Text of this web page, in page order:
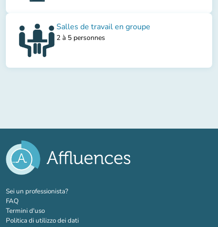
Salles de travail en groupe
2 à 5 personnes
Sei un professionista?(nuova scheda)
FAQ
Termini d'uso
Politica di utilizzo dei dati